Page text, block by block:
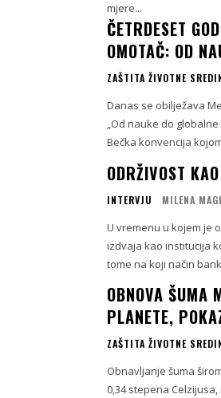
mjere...
ČETRDESET
OMOTAČ: OD
ZAŠTITA ŽIVOTNE
Danas se obilježava
„Od nauke do
Bečka konvencija
ODRŽIVOST
INTERVJU MILENA
U vremenu u kojem je
izdvaja kao institucija
tome na koji način
OBNOVA ŠUMA
PLANETE,
ZAŠTITA ŽIVOTNE
Obnavljanje šuma
0,34 stepena